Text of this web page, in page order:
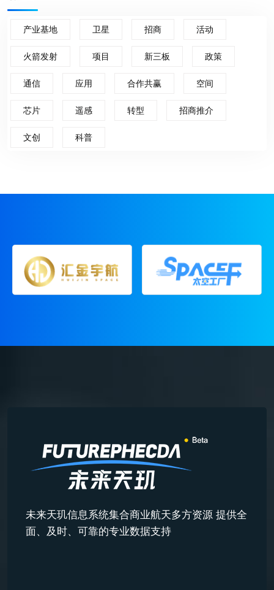
产业基地 卫星 招商 活动
火箭发射 项目 新三板 政策
通信 应用 合作共赢 空间
芯片 遥感 转型 招商推介
文创 科普
未来天玑信息系统集合商业航天多方资源 提供全
面、及时、可靠的专业数据支持